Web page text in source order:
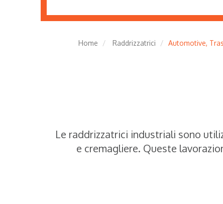
Home Raddrizzatrici Automotive,
Le raddrizzatrici industriali sono
e cremagliere. Queste